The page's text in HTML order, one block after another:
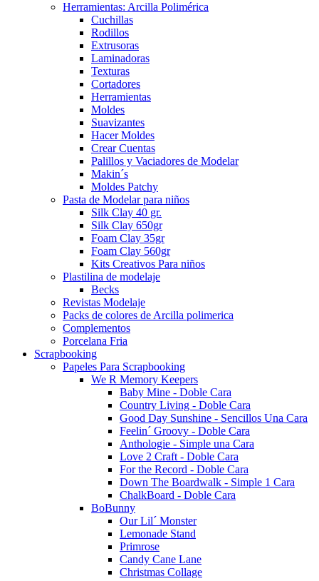
Herramientas: Arcilla Polimérica
Cuchillas
Rodillos
Extrusoras
Laminadoras
Texturas
Cortadores
Herramientas
Moldes
Suavizantes
Hacer Moldes
Crear Cuentas
Palillos y Vaciadores de Modelar
Makin´s
Moldes Patchy
Pasta de Modelar para niños
Silk Clay 40 gr.
Silk Clay 650gr
Foam Clay 35gr
Foam Clay 560gr
Kits Creativos Para niños
Plastilina de modelaje
Becks
Revistas Modelaje
Packs de colores de Arcilla polimerica
Complementos
Porcelana Fria
Scrapbooking
Papeles Para Scrapbooking
We R Memory Keepers
Baby Mine - Doble Cara
Country Living - Doble Cara
Good Day Sunshine - Sencillos Una Cara
Feelin´ Groovy - Doble Cara
Anthologie - Simple una Cara
Love 2 Craft - Doble Cara
For the Record - Doble Cara
Down The Boardwalk - Simple 1 Cara
ChalkBoard - Doble Cara
BoBunny
Our Lil´ Monster
Lemonade Stand
Primrose
Candy Cane Lane
Christmas Collage